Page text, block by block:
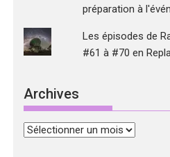
préparation à
Les épisodes de
#61 à #70 en
Archives
Archives